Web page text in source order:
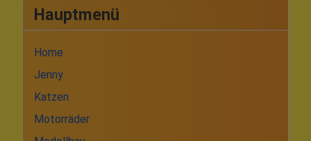
Hauptmenü
Home
Jenny
Katzen
Motorräder